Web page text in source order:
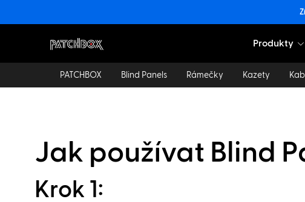
Produkty
PATCHBOX Blind Panels Rámečky Kazety
Jak používat Blind
Krok 1: